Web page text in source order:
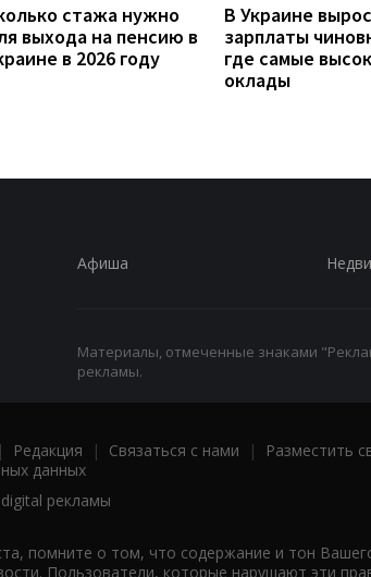
стажа нужно
выхода на пенсию в
в 2026 году
В Украине
зарплаты
где самые
оклады
Афиша
Материалы, отмеченные знаками
рекламы.
Редакция | Связаться с нами | Разместить
данных
рекламы
помните о том, что содержание и тон
Пользователи, которые нарушают эти